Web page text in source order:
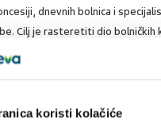
koristi kolačiće
dnevnih bolnica i
Cilj je rasteretiti dio bolničkih
i preusmjeriti ih na kronično
ministra zdravlja,
kako nam nedostaje kreveta